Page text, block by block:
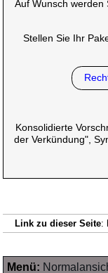
Auf Wunsch werden
Stellen Sie Ihr
Konsolidierte
der Verkündung",
Link zu dieser Seite:
Menü: